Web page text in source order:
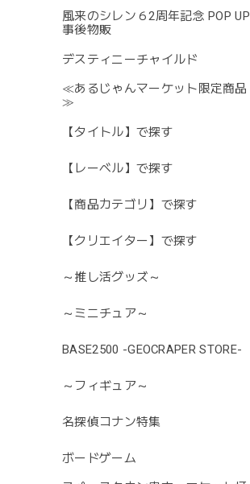
風来のシレン６2周年記念 POP UP
事後物販
デスティニーチャイルド
≪あるじゃんマーケット限定商品
≫
【タイトル】で探す
【レーベル】で探す
【商品カテゴリ】で探す
【クリエイター】で探す
～推し活グッズ～
～ミニチュア～
BASE2500 -GEOCRAPER STORE-
～フィギュア～
名探偵コナン特集
ボードゲーム